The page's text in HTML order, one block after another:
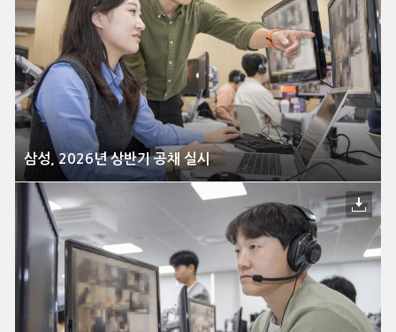
삼성, 2026년 상반기 공채 실시